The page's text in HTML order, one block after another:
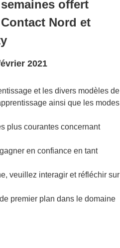
offert
Nord et
2021
et les divers modèles de
ainsi que les modes
plus courantes concernant
en confiance en tant
veuillez interagir et réfléchir sur
premier plan dans le domaine